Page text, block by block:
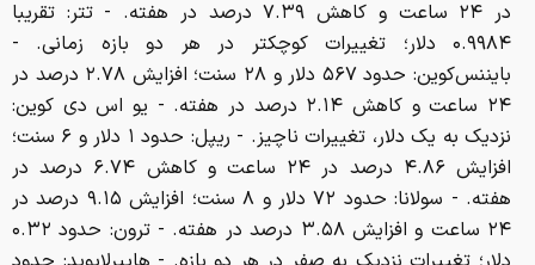
در ۲۴ ساعت و کاهش ۷.۳۹ درصد در هفته. - تتر: تقریبا
۰.۹۹۸۴ دلار؛ تغییرات کوچکتر در هر دو بازه زمانی. -
بایننس‌کوین: حدود ۵۶۷ دلار و ۲۸ سنت؛ افزایش ۲.۷۸ درصد در
۲۴ ساعت و کاهش ۲.۱۴ درصد در هفته. - یو اس دی کوین:
نزدیک به یک دلار، تغییرات ناچیز. - ریپل: حدود ۱ دلار و ۶ سنت؛
افزایش ۴.۸۶ درصد در ۲۴ ساعت و کاهش ۶.۷۴ درصد در
هفته. - سولانا: حدود ۷۲ دلار و ۸ سنت؛ افزایش ۹.۱۵ درصد در
۲۴ ساعت و افزایش ۳.۵۸ درصد در هفته. - ترون: حدود ۰.۳۲